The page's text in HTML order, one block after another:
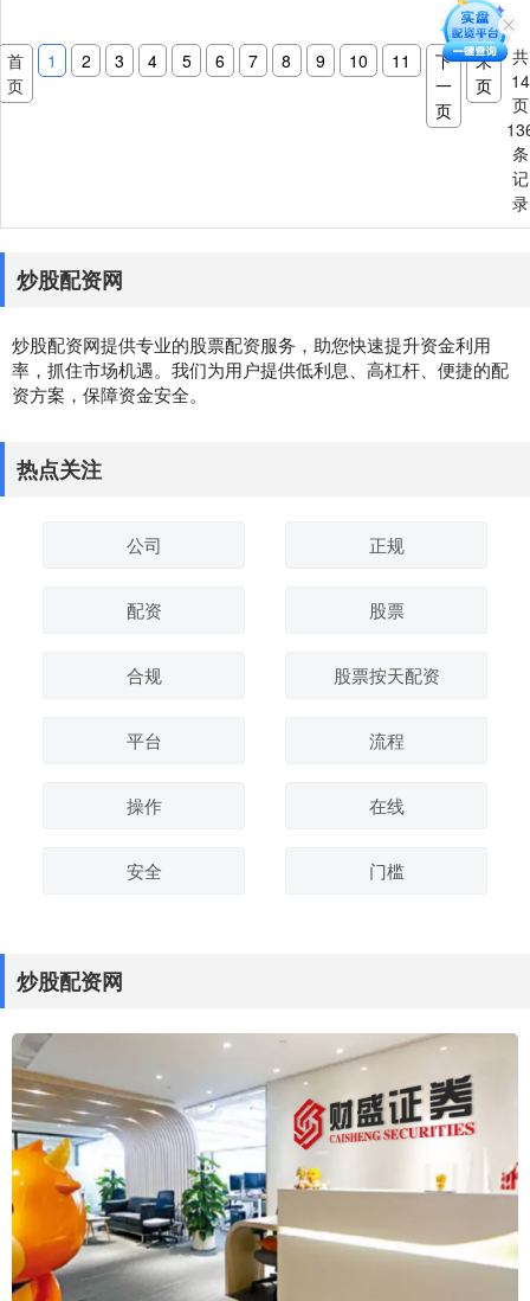
首
页
1 2 3 4 5 6 7 8 9 10 11
下
一
页
末
页
共
14
页
条
记
录
炒股配资网
炒股配资网提供专业的股票配资服务，助您快速提升资金利用
率，抓住市场机遇。我们为用户提供低利息、高杠杆、便捷的配
资方案，保障资金安全。
热点关注
公司 正规
配资 股票
合规 股票按天配资
平台 流程
操作 在线
安全 门槛
炒股配资网